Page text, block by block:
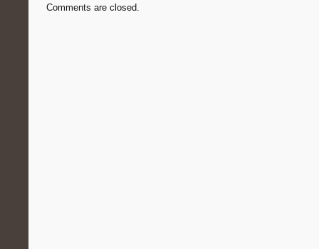
Comments are closed.